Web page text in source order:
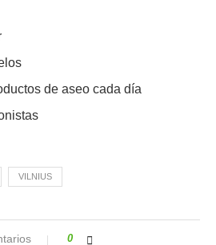
de aseo cada día
VILNIUS
0